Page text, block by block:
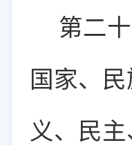
第二
国家、
义、民